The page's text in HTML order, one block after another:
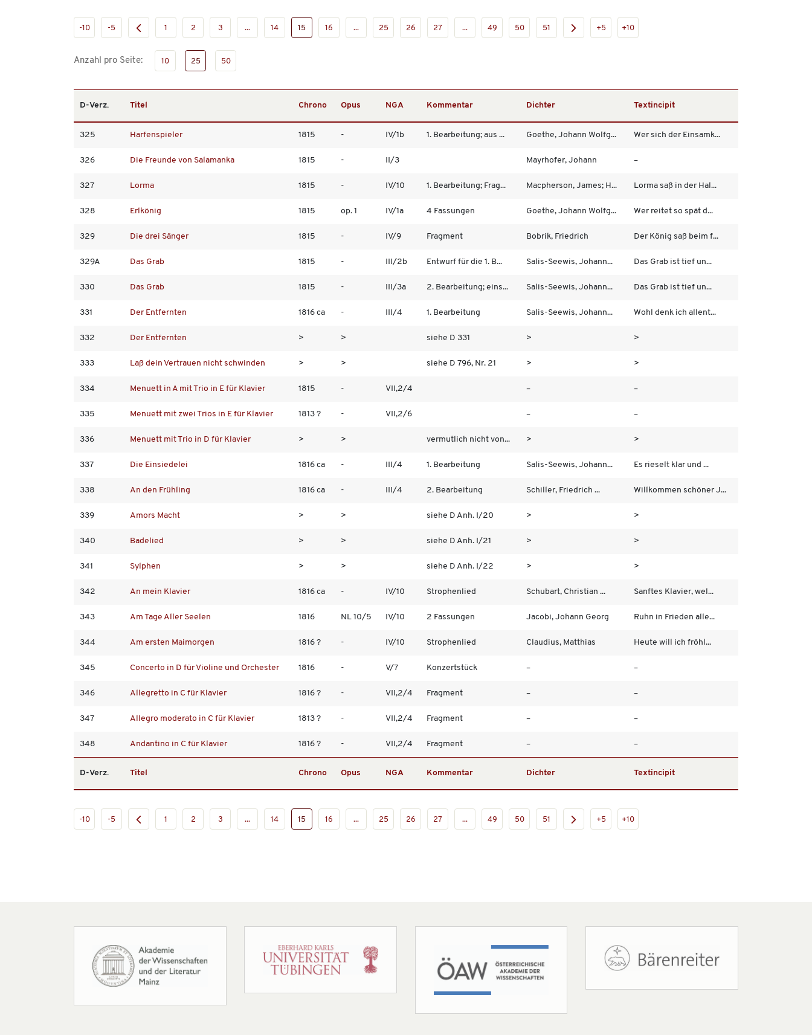
-10 -5 1 2 3 ... 14 15 16 ... 25 26 27 ... 49 50 51 +5 +10
Anzahl pro Seite: 10 25 50
D-Verz. Titel Chrono Opus NGA Kommentar Dichter Textincipit
325 Harfenspieler 1815 - IV/1b 1. Bearbeitung; aus ... Goethe, Johann Wolfg... Wer sich der Einsamk...
326 Die Freunde von Salamanka 1815 - II/3 Mayrhofer, Johann –
327 Lorma 1815 - IV/10 1. Bearbeitung; Frag... Macpherson, James; H... Lorma saß in der Hal...
328 Erlkönig 1815 op. 1 IV/1a 4 Fassungen Goethe, Johann Wolfg... Wer reitet so spät d...
329 Die drei Sänger 1815 - IV/9 Fragment Bobrik, Friedrich Der König saß beim f...
329A Das Grab 1815 - III/2b Entwurf für die 1. B... Salis-Seewis, Johann... Das Grab ist tief un...
330 Das Grab 1815 - III/3a 2. Bearbeitung; eins... Salis-Seewis, Johann... Das Grab ist tief un...
331 Der Entfernten 1816 ca - III/4 1. Bearbeitung Salis-Seewis, Johann... Wohl denk ich allent...
332 Der Entfernten > > siehe D 331 > >
333 Laß dein Vertrauen nicht schwinden > > siehe D 796, Nr. 21 > >
334 Menuett in A mit Trio in E für Klavier 1815 - VII,2/4 – –
335 Menuett mit zwei Trios in E für Klavier 1813 ? - VII,2/6 – –
336 Menuett mit Trio in D für Klavier > > vermutlich nicht von... > >
337 Die Einsiedelei 1816 ca - III/4 1. Bearbeitung Salis-Seewis, Johann... Es rieselt klar und ...
338 An den Frühling 1816 ca - III/4 2. Bearbeitung Schiller, Friedrich ... Willkommen schöner J...
339 Amors Macht > > siehe D Anh. I/20 > >
340 Badelied > > siehe D Anh. I/21 > >
341 Sylphen > > siehe D Anh. I/22 > >
342 An mein Klavier 1816 ca - IV/10 Strophenlied Schubart, Christian ... Sanftes Klavier, wel...
343 Am Tage Aller Seelen 1816 NL 10/5 IV/10 2 Fassungen Jacobi, Johann Georg Ruhn in Frieden alle...
344 Am ersten Maimorgen 1816 ? - IV/10 Strophenlied Claudius, Matthias Heute will ich fröhl...
345 Concerto in D für Violine und Orchester 1816 - V/7 Konzertstück – –
346 Allegretto in C für Klavier 1816 ? - VII,2/4 Fragment – –
347 Allegro moderato in C für Klavier 1813 ? - VII,2/4 Fragment – –
348 Andantino in C für Klavier 1816 ? - VII,2/4 Fragment – –
D-Verz. Titel Chrono Opus NGA Kommentar Dichter Textincipit
-10 -5 1 2 3 ... 14 15 16 ... 25 26 27 ... 49 50 51 +5 +10